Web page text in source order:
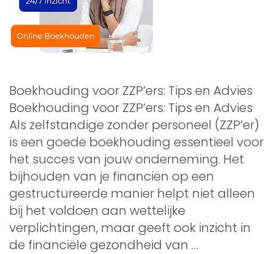
Boekhouding voor ZZP’ers: Tips en Advies
Boekhouding voor ZZP’ers: Tips en Advies
Als zelfstandige zonder personeel (ZZP’er)
is een goede boekhouding essentieel voor
het succes van jouw onderneming. Het
bijhouden van je financiën op een
gestructureerde manier helpt niet alleen
bij het voldoen aan wettelijke
verplichtingen, maar geeft ook inzicht in
de financiële gezondheid van …